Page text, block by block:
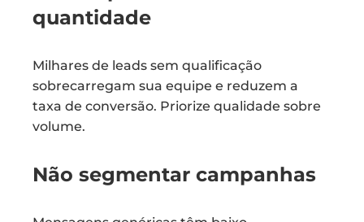
quantidade
Milhares de leads sem qualificação
sobrecarregam sua equipe e reduzem a
taxa de conversão. Priorize qualidade sobre
volume.
Não segmentar campanhas